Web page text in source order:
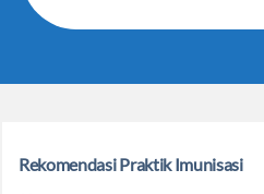
Rekomendasi Praktik Imunisasi